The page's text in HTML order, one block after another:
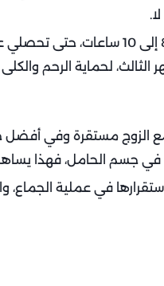
- ينصح بأخذ فترة نوم كافية تتراوح ما
الثالث، لحماية الرحم
الزوج مستقرة وفي أفضل
في جسم الحامل، فهذا
في عملية